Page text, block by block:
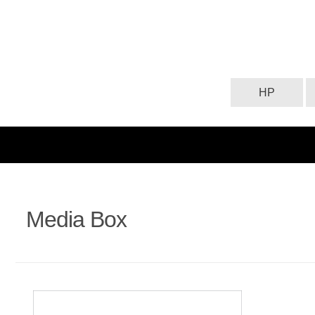
HP
Media Box